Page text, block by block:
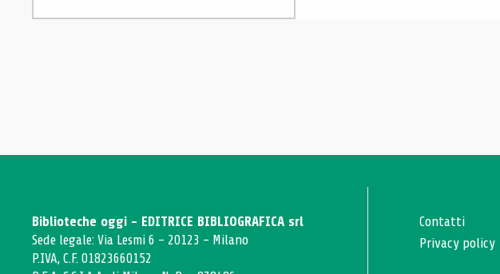
Biblioteche oggi - EDITRICE BIBLIOGRAFICA srl
Sede legale: Via Lesmi 6 - 20123 - Milano
P.IVA, C.F. 01823660152
Contatti
Privacy policy